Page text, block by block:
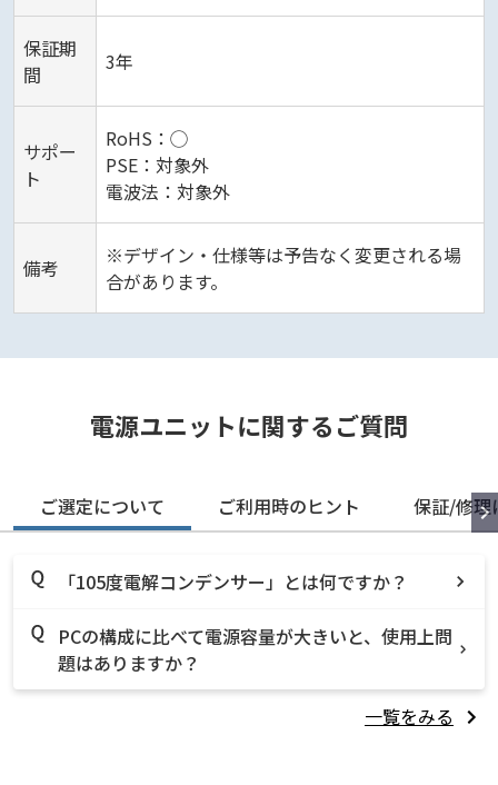
保証期
間
3年
サポー
ト
RoHS：◯
PSE：対象外
電波法：対象外
備考
※デザイン・仕様等は予告なく変更される場
合があります。
電源ユニットに関するご質問
ご選定について ご利用時のヒント 保証/修理
「105度電解コンデンサー」とは何ですか？
PCの構成に比べて電源容量が大きいと、使用上問
題はありますか？
一覧をみる